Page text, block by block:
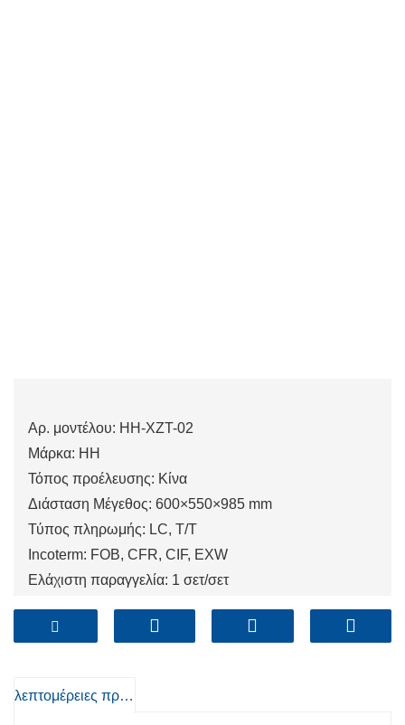
Αρ. μοντέλου: HH-XZT-02
Μάρκα: HH
Τόπος προέλευσης: Κίνα
Διάσταση Μέγεθος: 600×550×985 mm
Τύπος πληρωμής: LC, T/T
Incoterm: FOB, CFR, CIF, EXW
Ελάχιστη παραγγελία: 1 σετ/σετ
λεπτομέρειες προιόντος